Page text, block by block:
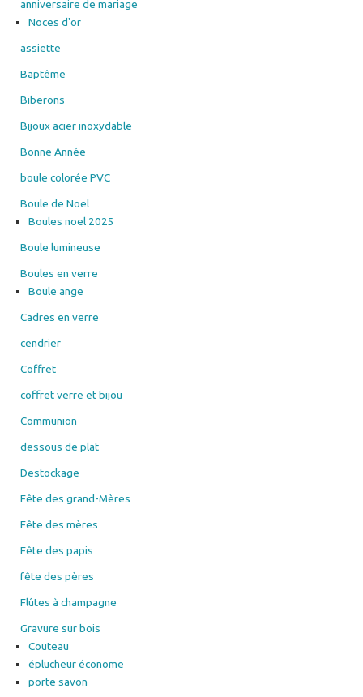
page
anniversaire de mariage
Noces d'or
assiette
Baptême
Biberons
Bijoux acier inoxydable
Bonne Année
boule colorée PVC
Boule de Noel
Boules noel 2025
Boule lumineuse
Boules en verre
Boule ange
Cadres en verre
cendrier
Coffret
coffret verre et bijou
Communion
dessous de plat
Destockage
Fête des grand-Mères
Fête des mères
Fête des papis
fête des pères
Flûtes à champagne
Gravure sur bois
Couteau
éplucheur économe
porte savon